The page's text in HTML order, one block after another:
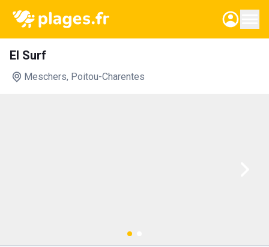
El Surf
Meschers, Poitou-Charentes